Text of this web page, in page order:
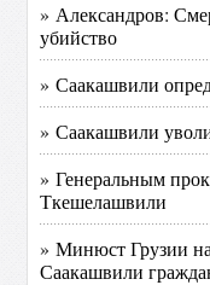
» Александров:
убийство
» Саакашвили
» Саакашвили
» Генеральным
Ткешелашвили
» Минюст Грузии
Саакашвили